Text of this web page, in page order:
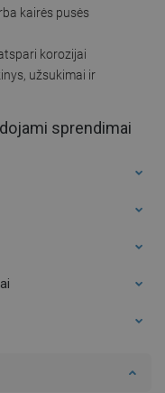
kairės pusės
korozijai
užsukimai ir
sprendimai